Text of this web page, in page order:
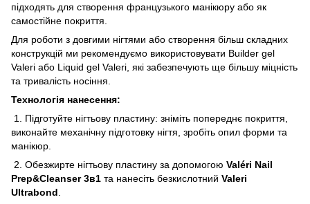
підходять для створення французького манікюру або як
самостійне покриття.
Для роботи з довгими нігтями або створення більш складних
конструкцій ми рекомендуємо використовувати Builder gel
Valeri або Liquid gel Valeri, які забезпечують ще більшу міцність
та тривалість носіння.
Технологія нанесення:
1. Підготуйте нігтьову пластину: зніміть попереднє покриття,
виконайте механічну підготовку нігтя, зробіть опил форми та
манікюр.
2. Обезжирте нігтьову пластину за допомогою Valéri Nail
Prep&Cleanser 3в1 та нанесіть безкислотний Valeri
Ultrabond